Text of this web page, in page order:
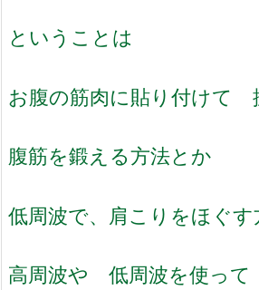
ということは
お腹の筋肉に貼り付けて
腹筋を鍛える方法とか
低周波で、肩こりをほぐす
高周波や 低周波を使って